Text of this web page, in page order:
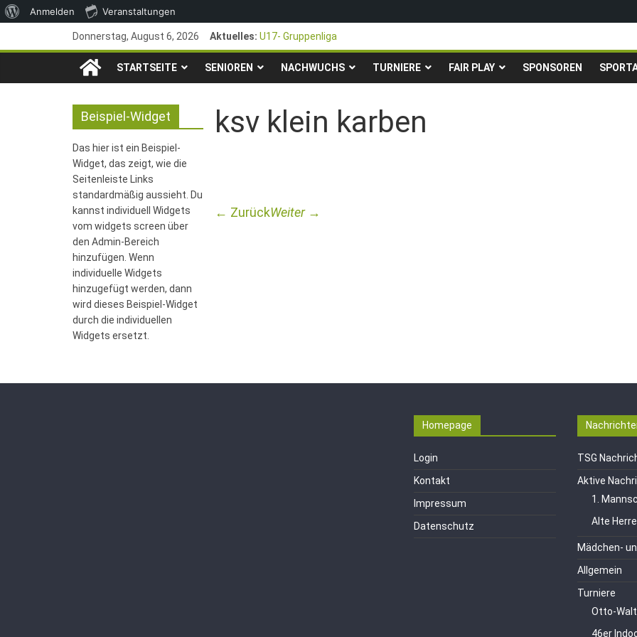
Über
Anmelden Veranstaltungen
Inhalt
Donnerstag, August 6, 2026 Aktuelles: U17- Gruppenliga
*U17-Junioren steigen in die Gruppenliga auf*
47. Otto Walter Pfingstturnier der TSG Kastel
1. Mai – Charity-Fußballturnier für Hobbymannschaften
TSG
1846
e.V.
Mainz-
Kastel
Fussballabteilung
STARTSEITE SENIOREN NACHWUCHS TURNIERE FAIR PLAY SPONSOREN
ksv klein karben
← ZurückWeiter →
Beispiel-Widget
Das hier ist ein Beispiel-
Widget, das zeigt, wie die
Seitenleiste Links
standardmäßig aussieht. Du
kannst individuell Widgets
vom widgets screen über
den Admin-Bereich
hinzufügen. Wenn
individuelle Widgets
hinzugefügt werden, dann
wird dieses Beispiel-Widget
durch die individuellen
Widgets ersetzt.
Homepage
Login
Kontakt
Impressum
Datenschutz
TSG
Aktive
1.
Alte
Mädchen-
Allgemein
Turniere
Otto-
46er